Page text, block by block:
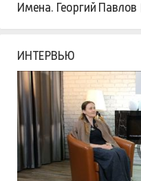
Имена. Георгий
ИНТЕРВЬЮ